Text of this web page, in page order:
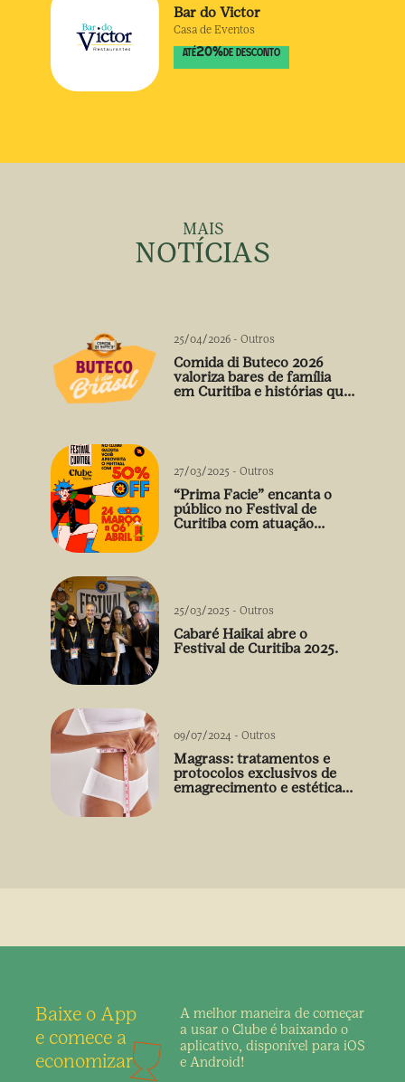
Bar do Victor
Casa de Eventos
ATÉ20% DE DESCONTO
MAIS
NOTÍCIAS
25/04/2026 - Outros
Comida di Buteco 2026
valoriza bares de família
em Curitiba e histórias que
27/03/2025 - Outros
“Prima Facie” encanta o
público no Festival de
Curitiba com atuação
25/03/2025 - Outros
Cabaré Haikai abre o
Festival de Curitiba 2025.
09/07/2024 - Outros
Magrass: tratamentos e
protocolos exclusivos de
emagrecimento e estética
Baixe o App
e comece a
economizar
A melhor maneira de começar
a usar o Clube é baixando o
aplicativo, disponível para iOS
e Android!